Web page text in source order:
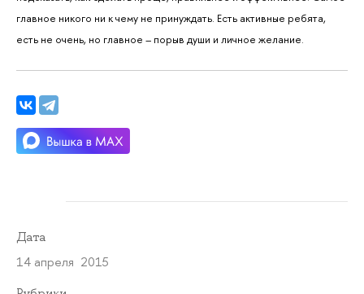
главное никого ни к чему не принуждать. Есть активные ребята,
есть не очень, но главное – порыв души и личное желание.
Дата
14 апреля 2015